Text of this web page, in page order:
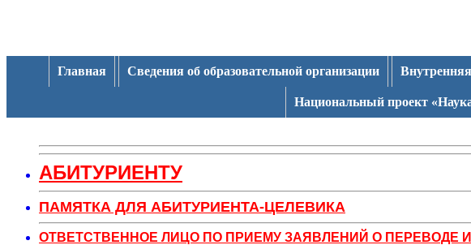
Главная Сведения об образовательной организации
Национальный проект
АБИТУРИЕНТУ
ПАМЯТКА ДЛЯ АБИТУРИЕНТА-ЦЕЛЕВИКА
ОТВЕТСТВЕННОЕ ЛИЦО ПО ПРИЕМУ ЗАЯВЛЕНИЙ О ПЕРЕВОДЕ